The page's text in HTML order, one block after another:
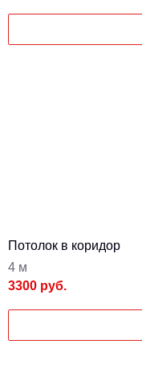
Потолок в коридор
4 м
3300 руб.